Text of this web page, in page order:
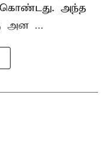
அந்த
அன ...